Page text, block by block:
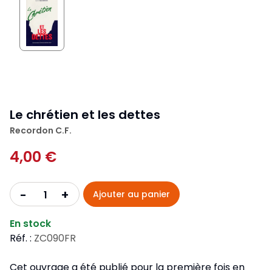
Le chrétien et les dettes
Recordon C.F.
4,00 €
- + Ajouter au panier
En stock
Réf. : ZC090FR